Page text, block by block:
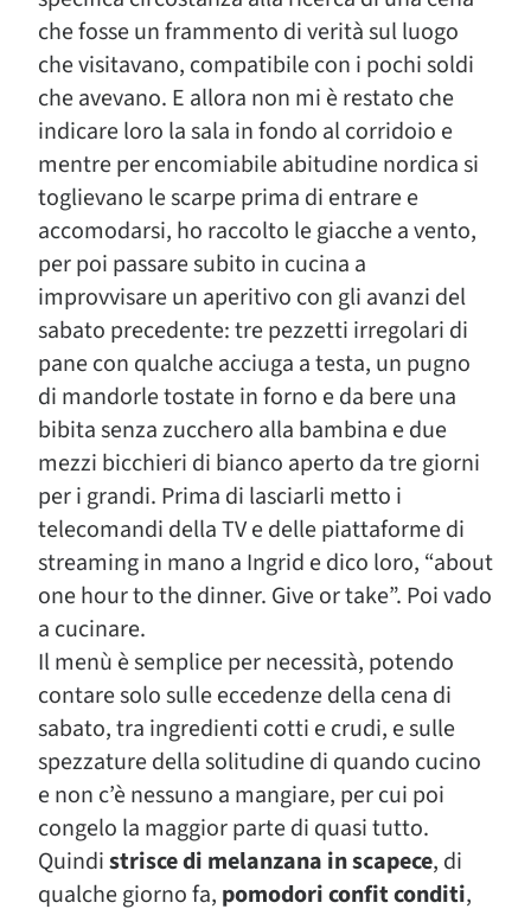
che fosse un frammento di verità sul luogo
che visitavano, compatibile con i pochi soldi
che avevano. E allora non mi è restato che
indicare loro la sala in fondo al corridoio e
mentre per encomiabile abitudine nordica si
toglievano le scarpe prima di entrare e
accomodarsi, ho raccolto le giacche a vento,
per poi passare subito in cucina a
improvvisare un aperitivo con gli avanzi del
sabato precedente: tre pezzetti irregolari di
pane con qualche acciuga a testa, un pugno
di mandorle tostate in forno e da bere una
bibita senza zucchero alla bambina e due
mezzi bicchieri di bianco aperto da tre giorni
per i grandi. Prima di lasciarli metto i
telecomandi della TV e delle piattaforme di
streaming in mano a Ingrid e dico loro, “about
one hour to the dinner. Give or take”. Poi vado
a cucinare.
Il menù è semplice per necessità, potendo
contare solo sulle eccedenze della cena di
sabato, tra ingredienti cotti e crudi, e sulle
spezzature della solitudine di quando cucino
e non c’è nessuno a mangiare, per cui poi
congelo la maggior parte di quasi tutto.
Quindistrisce di melanzana in scapece, di
qualche giorno fa, pomodori confit conditi,